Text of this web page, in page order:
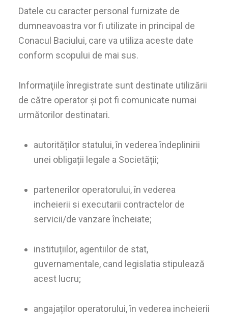
Datele cu caracter personal furnizate de
dumneavoastra vor fi utilizate in principal de
Conacul Baciului, care va utiliza aceste date
conform scopului de mai sus.
Informaţiile înregistrate sunt destinate utilizării
de către operator şi pot fi comunicate numai
următorilor destinatari.
autorităților statului, în vederea îndeplinirii
unei obligații legale a Societății;
partenerilor operatorului, în vederea
incheierii si executarii contractelor de
servicii/de vanzare încheiate;
instituțiilor, agentiilor de stat,
guvernamentale, cand legislatia stipulează
acest lucru;
angajaților operatorului, în vederea incheierii